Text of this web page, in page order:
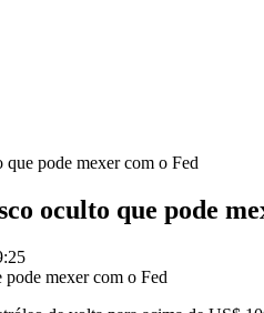
pode mexer com o Fed
oculto que pode